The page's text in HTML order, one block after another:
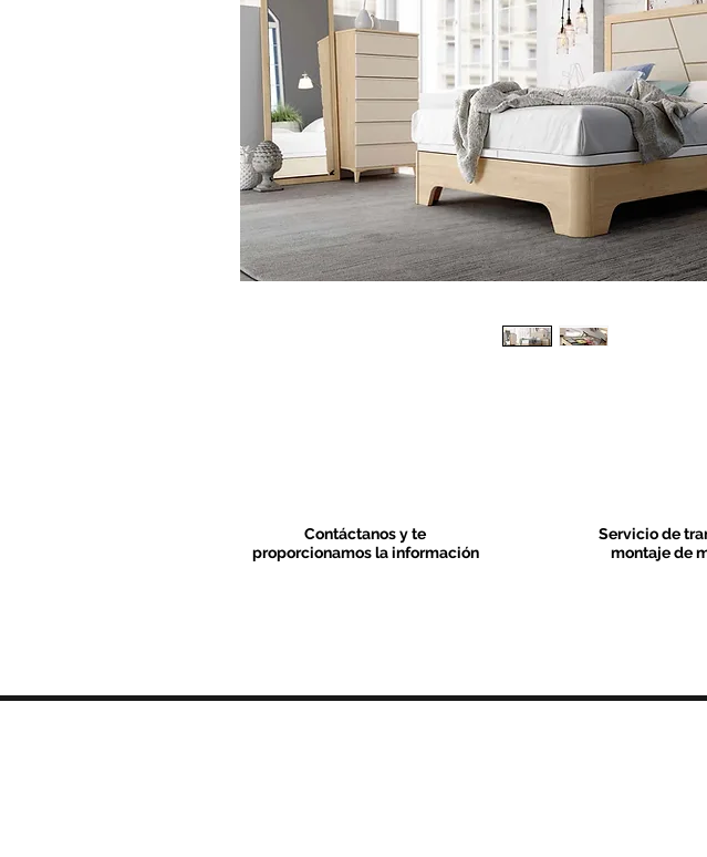
Contáctanos y te
proporcionamos la información
Servicio de
montaje de